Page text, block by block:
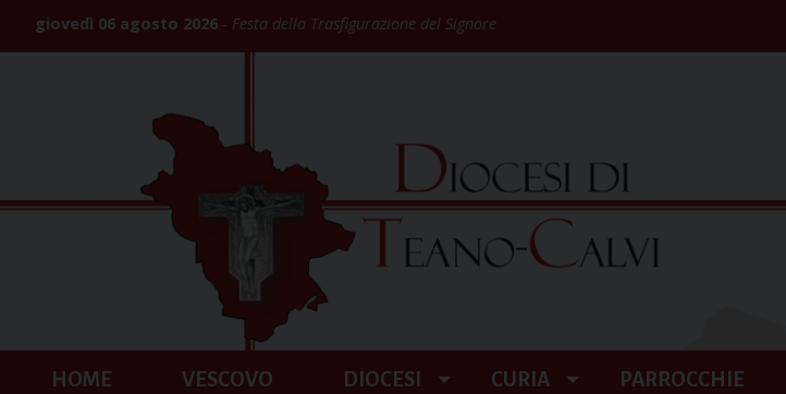
giovedì 06 agosto 2026 Festa della Trasfigurazione del Signore
HOME VESCOVO DIOCESI CURIA PARROCCHIE